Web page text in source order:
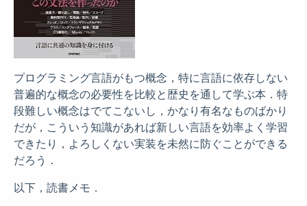
プログラミング言語がもつ概念，特に言語に依存しない
普遍的な概念の必要性を比較と歴史を通して学ぶ本．特
段難しい概念はでてこないし，かなり有名なものばかり
だが，こういう知識があれば新しい言語を効率よく学習
できたり，よろしくない実装を未然に防ぐことができる
だろう．
以下，読書メモ．